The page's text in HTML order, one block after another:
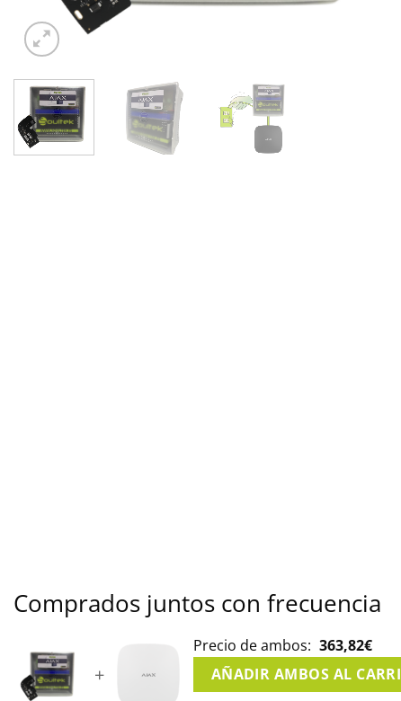
Comprados juntos con frecuencia
+
Precio de ambos: 363,82€
AÑADIR AMBOS AL